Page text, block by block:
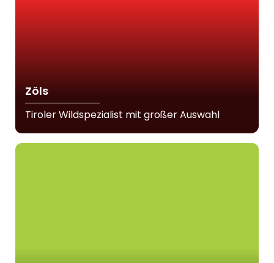
Zöls
Tiroler Wildspezialist mit großer Auswahl